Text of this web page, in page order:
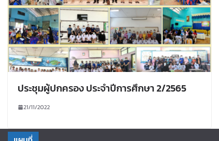
ประชุมผู้ปกครอง ประจำปีการศึกษา 2/2565
21/11/2022